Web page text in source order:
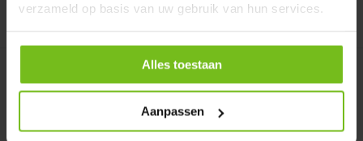
verzameld op basis van uw gebruik van hun services.
Alles toestaan
Aanpassen
Filets de but pour buts de 5 mx 2 m x 80 cm x 150 cm